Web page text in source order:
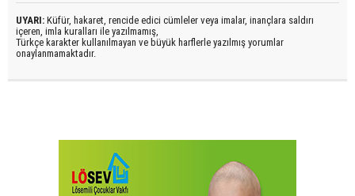
UYARI: Küfür, hakaret, rencide edici cümleler veya imalar, inançlara saldırı
içeren, imla kuralları ile yazılmamış,
Türkçe karakter kullanılmayan ve büyük harflerle yazılmış yorumlar
onaylanmamaktadır.